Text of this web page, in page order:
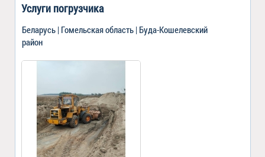
Услуги погрузчика
Беларусь | Гомельская область | Буда-Кошелевский
район